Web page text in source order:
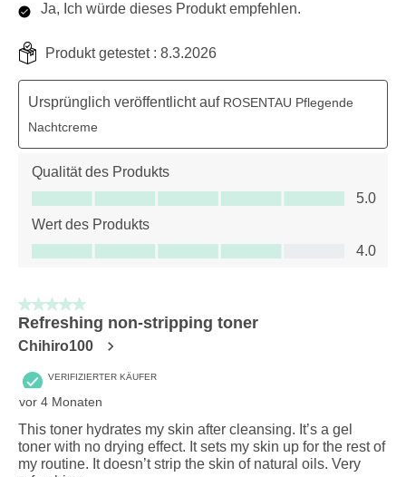
Ja, Ich würde dieses Produkt empfehlen.
Produkt getestet : 8.3.2026
Ursprünglich veröffentlicht auf ROSENTAU Pflegende
Nachtcreme
Qualität des Produkts
Qualität des Produkts, 5.0 von 5
5.0
Wert des Produkts
Wert des Produkts, 4.0 von 5
4.0
5 von 5 Sternen.
Refreshing non-stripping toner
Chihiro100
VERIFIZIERTER KÄUFER
vor 4 Monaten
This toner hydrates my skin after cleansing. It’s a gel
toner with no drying effect. It sets my skin up for the rest of
my routine. It doesn’t strip the skin of natural oils. Very